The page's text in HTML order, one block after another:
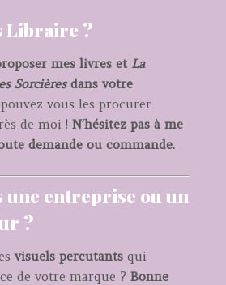
Libraire ?
mes livres et La
Sorcièresdans votre
vous les procurer
de moi ! N’hésitez pas à me
demande ou commande.
une entreprise ou un
?
visuels percutants qui
de votre marque ? Bonne